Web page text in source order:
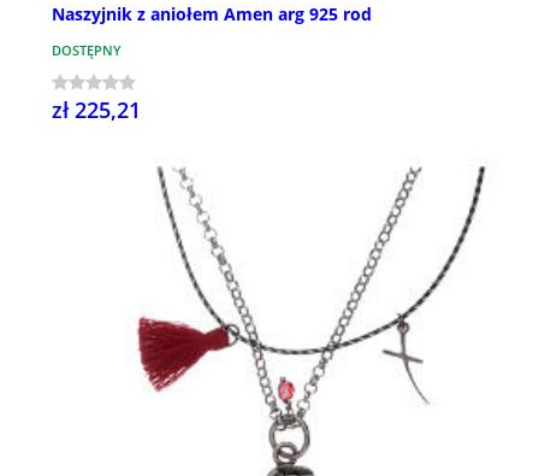
Naszyjnik z aniołem Amen arg 925 rod
DOSTĘPNY
zł 225,21